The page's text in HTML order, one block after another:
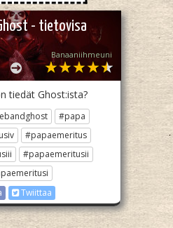
- tietovisa
Banaaniihmeuni
tiedät Ghost:ista?
#papa
#papaemeritus
#papaemeritusii
Twiittaa